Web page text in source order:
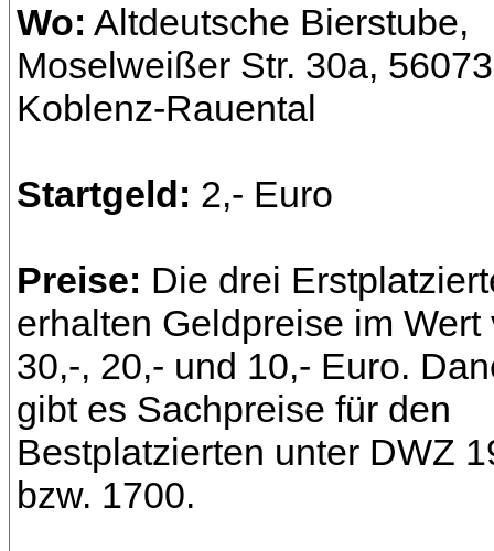
Wo: Altdeutsche Bierstube,
Moselweißer Str. 30a, 56073
Koblenz-Rauental
Startgeld: 2,- Euro
Preise: Die drei
erhalten Geldpreise im Wert
30,-, 20,- und 10,- Euro.
gibt es Sachpreise für den
Bestplatzierten unter DWZ
bzw. 1700.